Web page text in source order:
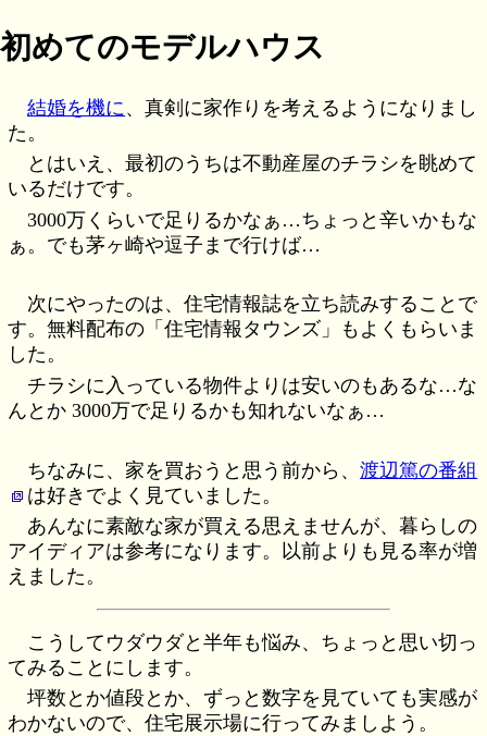
初めてのモデルハウス
結婚を機に 、真剣に家作りを考えるようになりまし
た。
とはいえ、最初のうちは不動産屋のチラシを眺めて
いるだけです。
3000万くらいで足りるかなぁ…ちょっと辛いかもな
ぁ。でも茅ヶ崎や逗子まで行けば…
次にやったのは、住宅情報誌を立ち読みすることで
す。無料配布の「住宅情報タウンズ」もよくもらいま
した。
チラシに入っている物件よりは安いのもあるな…な
んとか 3000万で足りるかも知れないなぁ…
ちなみに、家を買おうと思う前から、渡辺篤の番組
は好きでよく見ていました。
あんなに素敵な家が買える思えませんが、暮らしの
アイディアは参考になります。以前よりも見る率が増
えました。
こうしてウダウダと半年も悩み、ちょっと思い切っ
てみることにします。
坪数とか値段とか、ずっと数字を見ていても実感が
わかないので、住宅展示場に行ってみましよう。